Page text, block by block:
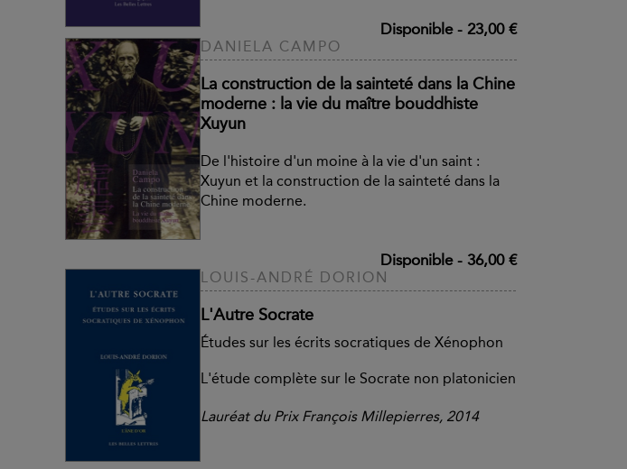
Disponible- 23,00 €
DANIELA CAMPO
La construction de la sainteté dans la Chine
moderne : la vie du maître bouddhiste
Xuyun
De l'histoire d'un moine à la vie d'un saint :
Xuyun et la construction de la sainteté dans la
Chine moderne.
Disponible- 36,00 €
LOUIS-ANDRÉ DORION
L'Autre Socrate
Études sur les écrits socratiques de Xénophon
L'étude complète sur le Socrate non platonicien
Lauréat du Prix François Millepierres, 2014